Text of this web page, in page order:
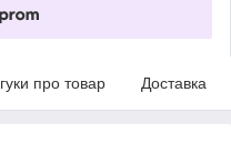
про товар Доставка